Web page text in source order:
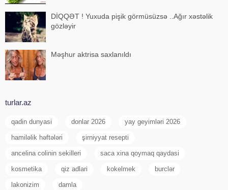
DİQQƏT ! Yuxuda pişik görmüsüzsə ..Ağır xəstəlik
gözləyir
Məşhur aktrisa saxlanıldı
turlar.az
qadin dunyasi donlar 2026 yay geyimləri 2026
hamiləlik həftələri şirniyyat resepti
ancelina colinin sekilleri saca xina qoymaq qaydasi
kosmetika qiz adlari kokelmek burclər
lakonizim damla